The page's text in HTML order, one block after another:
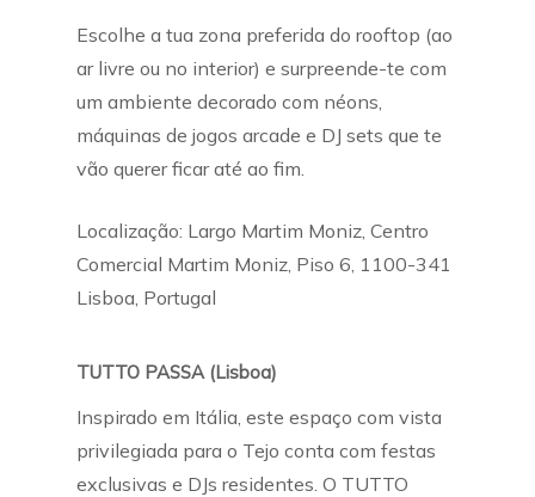
Escolhe a tua zona preferida do rooftop (ao
ar livre ou no interior) e surpreende-te com
um ambiente decorado com néons,
máquinas de jogos arcade e DJ sets que te
vão querer ficar até ao fim.
Localização: Largo Martim Moniz, Centro
Comercial Martim Moniz, Piso 6, 1100-341
Lisboa, Portugal
TUTTO PASSA (Lisboa)
Inspirado em Itália, este espaço com vista
privilegiada para o Tejo conta com festas
exclusivas e DJs residentes. O TUTTO